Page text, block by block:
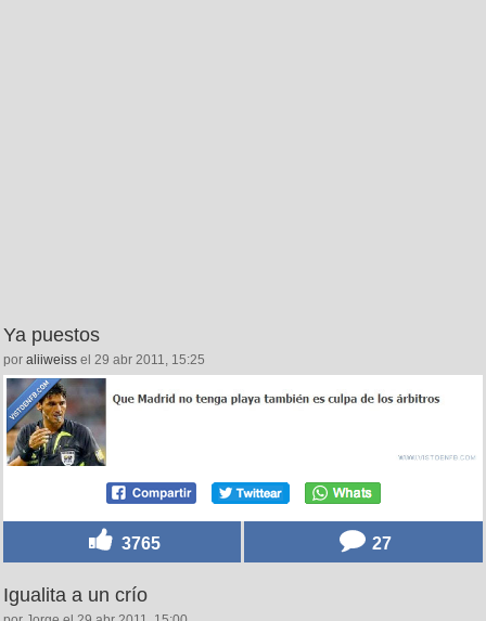
Ya puestos
por aliiweiss el 29 abr 2011, 15:25
3765 27
Igualita a un crío